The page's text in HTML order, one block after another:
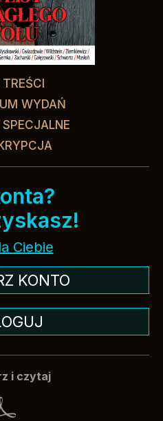
WYDAŃ
Ciebie
KONTO
i czytaj